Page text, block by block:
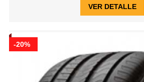
VER DETALLE
-20%